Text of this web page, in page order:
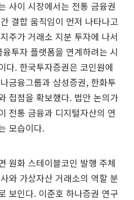
사이 시장에서는 전통 금융권
결합 움직임이 먼저 나타나고
주가 거래소 지분 투자에 나서
투자 플랫폼을 연계하려는 시
다. 한국투자증권은 코인원에
금융그룹과 삼성증권, 한화투
접점을 확보했다. 법안 논의가
전통 금융과 디지털자산의 연
모습이다.
원화 스테이블코인 발행 주체
와 가상자산 거래소의 역할 분
보인다. 이준호 하나증권 연구